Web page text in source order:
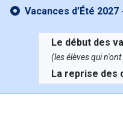
Vacances d’Été
Le début des
(les élèves qui
La reprise des